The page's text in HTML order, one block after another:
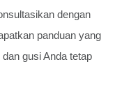
dengan
panduan yang
gusi Anda tetap